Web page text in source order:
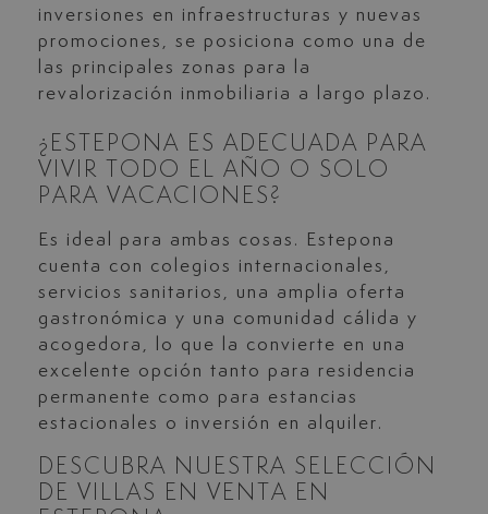
inversiones en infraestructuras y nuevas
promociones, se posiciona como una de
las principales zonas para la
revalorización inmobiliaria a largo plazo.
¿ESTEPONA ES ADECUADA PARA
VIVIR TODO EL AÑO O SOLO
PARA VACACIONES?
Es ideal para ambas cosas. Estepona
cuenta con colegios internacionales,
servicios sanitarios, una amplia oferta
gastronómica y una comunidad cálida y
acogedora, lo que la convierte en una
excelente opción tanto para residencia
permanente como para estancias
estacionales o inversión en alquiler.
DESCUBRA NUESTRA SELECCIÓN
DE VILLAS EN VENTA EN